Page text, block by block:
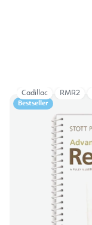
Bestseller
Cadillac RMR2